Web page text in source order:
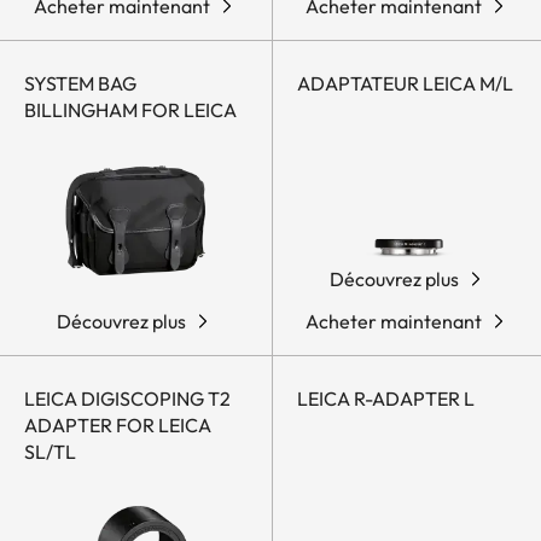
Acheter maintenant Acheter maintenant
SYSTEM BAG
BILLINGHAM FOR LEICA
Découvrez plus
ADAPTATEUR LEICA M/L
Découvrez plus
Acheter maintenant
LEICA DIGISCOPING T2
ADAPTER FOR LEICA
SL/TL
LEICA R-ADAPTER L